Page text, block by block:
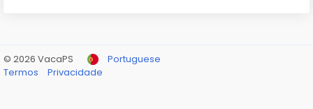
© 2026 VacaPS
Portuguese
Termos
Privacidade